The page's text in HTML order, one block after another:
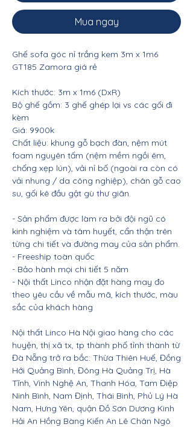
Mua ngay
Ghế sofa góc nỉ trắng kem 3m x 1m6
GT185 Zamora giá rẻ
Kích thước: 3m x 1m6 (DxR)
Bộ ghế gồm: 3 ghế ghép lại vs các gối đi
kèm
Giá: 9900k
Chất liệu: khung gỗ bạch đàn, nệm mút
foam nguyên tấm (nệm mềm ngồi êm,
chống xẹp lún), vải nỉ bố (ngoài ra còn có
vải nhung / da công nghiệp), chân gỗ cao
su, gối kê đầu gật gù thư giãn.
- Sản phẩm được làm ra bởi đội ngũ có
kinh nghiệm và tâm huyết, cẩn thận trên
từng chi tiết và đường may của sản phẩm.
- Freeship toàn quốc
- Bảo hành mọi chi tiết 5 năm
- Nội thất Linco nhận đặt hàng may đo
theo yêu cầu về mẫu mã, kích thước, màu
sắc của khách hàng
Nội thất Linco Hà Nội giao hàng cho các
huyện, thị xã tx, tp thành phố tỉnh thành từ
Đà Nẵng trở ra bắc: Thừa Thiên Huế, Đồng
Hới Quảng Bình, Đông Hà Quảng Trị, Hà
Tĩnh, Vinh Nghệ An, Thanh Hóa, Tam Điệp
Ninh Bình, Nam Định, Thái Bình, Phủ Lý Hà
Nam, Hưng Yên, quận Đồ Sơn Dương Kinh
Hải An Hồng Bàng Kiến An Lê Chân Ngô